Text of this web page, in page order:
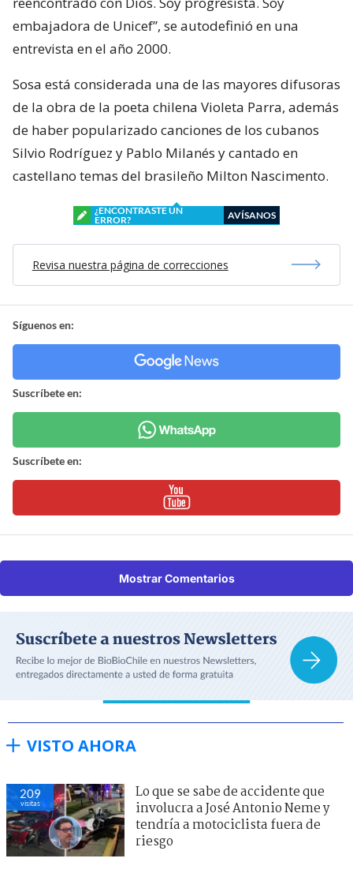
embajadora de Unicef”, se autodefinió en una
entrevista en el año 2000.
Sosa está considerada una de las mayores difusoras
de la obra de la poeta chilena Violeta Parra, además
de haber popularizado canciones de los cubanos
Silvio Rodríguez y Pablo Milanés y cantado en
castellano temas del brasileño Milton Nascimento.
¿ENCONTRASTE UN
ERROR?
AVÍSANOS
Revisa nuestra página de correcciones
Síguenos en:
Suscríbete en:
Suscríbete en:
Mostrar Comentarios
VISTO AHORA
209
visitas
Lo que se sabe de accidente que
involucra a José Antonio Neme y
tendría a motociclista fuera de
riesgo